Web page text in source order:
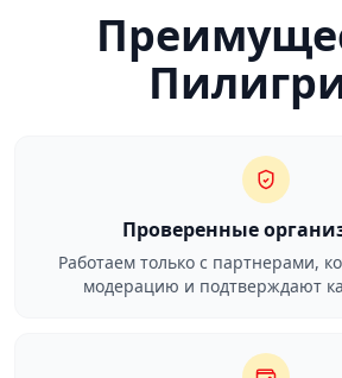
Проверенные
Работаем только с партнерами,
модерацию и подтверждают